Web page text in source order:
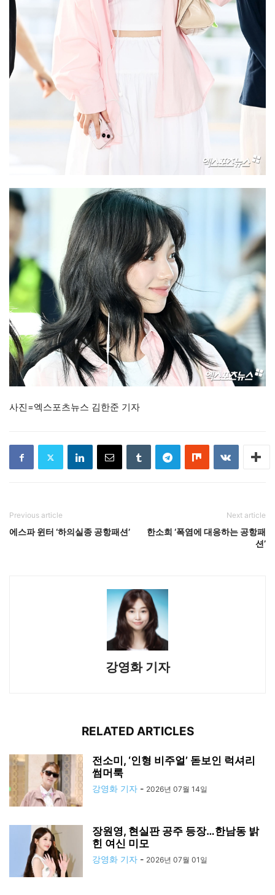
사진=엑스포츠뉴스 김한준 기자
Previous article
에스파 윈터 ‘하의실종 공항패션’
Next article
한소희 ‘폭염에 대응하는 공항패
션’
강영화 기자
RELATED ARTICLES
전소미, ‘인형 비주얼’ 돋보인 럭셔리
썸머룩
강영화 기자 - 2026년 07월 14일
장원영, 현실판 공주 등장…한남동 밝
힌 여신 미모
강영화 기자 - 2026년 07월 01일